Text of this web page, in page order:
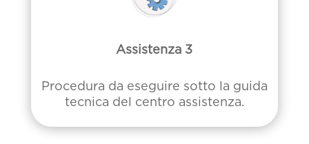
Assistenza 3
Procedura da eseguire sotto la guida
tecnica del centro assistenza.